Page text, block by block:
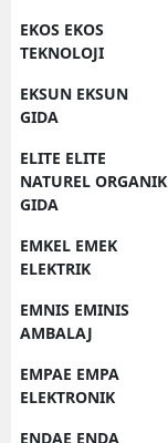
EKOS EKOS
TEKNOLOJI
EKSUN EKSUN
GIDA
ELITE ELITE
NATUREL ORGANIK
GIDA
EMKEL EMEK
ELEKTRIK
EMNIS EMINIS
AMBALAJ
EMPAE EMPA
ELEKTRONIK
ENDAE ENDA